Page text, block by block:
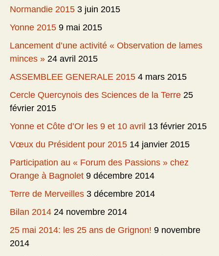
Normandie 2015 3 juin 2015
Yonne 2015 9 mai 2015
Lancement d’une activité « Observation de lames
minces » 24 avril 2015
ASSEMBLEE GENERALE 2015 4 mars 2015
Cercle Quercynois des Sciences de la Terre 25
février 2015
Yonne et Côte d’Or les 9 et 10 avril 13 février 2015
Vœux du Président pour 2015 14 janvier 2015
Participation au « Forum des Passions » chez
Orange à Bagnolet 9 décembre 2014
Terre de Merveilles 3 décembre 2014
Bilan 2014 24 novembre 2014
25 mai 2014: les 25 ans de Grignon! 9 novembre
2014